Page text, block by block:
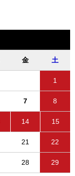
金 土
1
7 8
14 15
21 22
28 29